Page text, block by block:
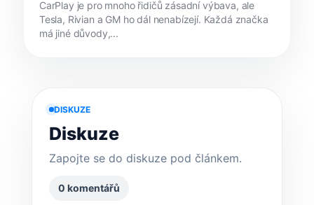
CarPlay je pro mnoho řidičů zásadní výbava, ale
Tesla, Rivian a GM ho dál nenabízejí. Každá značka
má jiné důvody,...
DISKUZE
Diskuze
Zapojte se do diskuze pod článkem.
0 komentářů